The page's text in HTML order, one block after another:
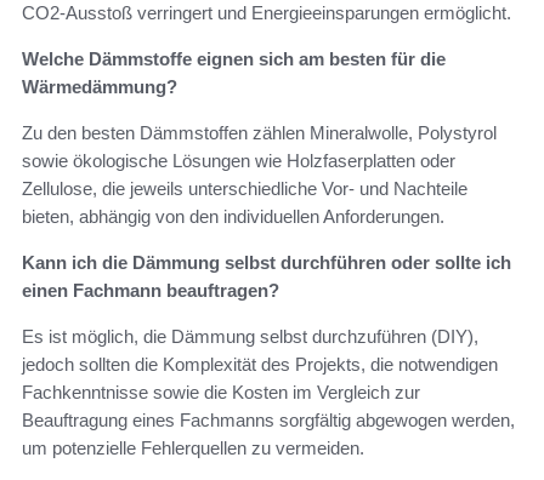
CO2-Ausstoß verringert und Energieeinsparungen ermöglicht.
Welche Dämmstoffe eignen sich am besten für die
Wärmedämmung?
Zu den besten Dämmstoffen zählen Mineralwolle, Polystyrol
sowie ökologische Lösungen wie Holzfaserplatten oder
Zellulose, die jeweils unterschiedliche Vor- und Nachteile
bieten, abhängig von den individuellen Anforderungen.
Kann ich die Dämmung selbst durchführen oder sollte ich
einen Fachmann beauftragen?
Es ist möglich, die Dämmung selbst durchzuführen (DIY),
jedoch sollten die Komplexität des Projekts, die notwendigen
Fachkenntnisse sowie die Kosten im Vergleich zur
Beauftragung eines Fachmanns sorgfältig abgewogen werden,
um potenzielle Fehlerquellen zu vermeiden.